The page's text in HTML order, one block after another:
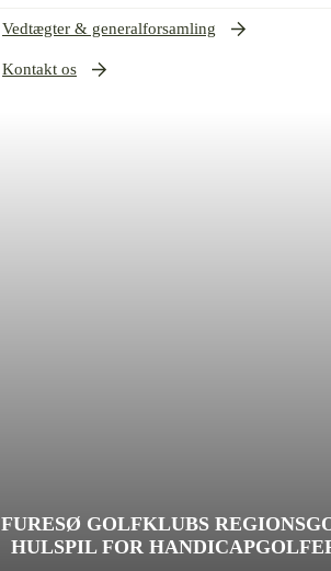
Vedtægter & generalforsamling
Kontakt os
FURESØ GOLFKLUBS
HULSPIL FOR